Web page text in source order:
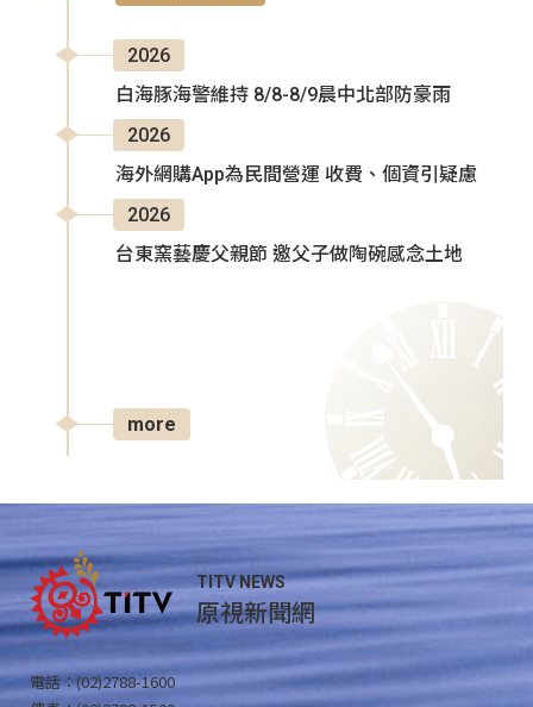
2026
白海豚海警維持 8/8-8/9晨中北部防豪雨
2026
海外網購App為民間營運 收費、個資引疑慮
2026
台東窯藝慶父親節 邀父子做陶碗感念土地
more
TITV NEWS
原視新聞網
電話：(02)2788-1600